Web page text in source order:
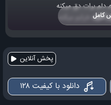
دلم برات دق میکنه
خونه خرابم میکنه
روز برات دل میاره
صبح برات خواب نداره
تا صبح برات خواب نداره
خوای که تنهام بذاری
کامل
پخش آنلاین
دانلود با کیفیت ۱۲۸